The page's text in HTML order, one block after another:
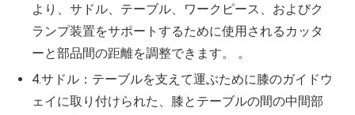
より、サドル、テーブル、ワークピース、およびク
ランプ装置をサポートするために使用されるカッタ
ーと部品間の距離を調整できます。 。
4.サドル：テーブルを支えて運ぶために膝のガイドウ
ェイに取り付けられた、膝とテーブルの間の中間部